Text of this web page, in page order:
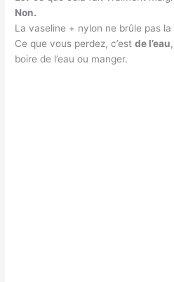
Non.
La vaseline + nylon ne brûle pas la
Ce que vous perdez, c’estde l’eau
boire de l’eau ou manger.